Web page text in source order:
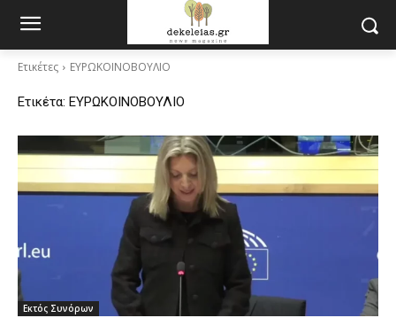
Ετικέτες ΕΥΡΩΚΟΙΝΟΒΟΥΛΙΟ
Ετικέτα: ΕΥΡΩΚΟΙΝΟΒΟΥΛΙΟ
Εκτός Συνόρων